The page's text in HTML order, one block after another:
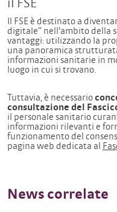
il FSE
Il FSE è destinato a
digitale” nell'ambito della
vantaggi: utilizzando la
una panoramica
informazioni sanitarie in
luogo in cui si trovano.
Tuttavia, è necessario
consultazione del
il personale sanitario
informazioni rilevanti e
funzionamento del
pagina web dedicata al
News correlate